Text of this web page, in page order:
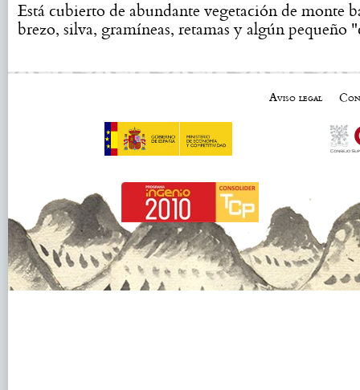
Está cubierto de abundante vegetación de monte
brezo, silva, gramíneas, retamas y algún pequeño
Aviso legal